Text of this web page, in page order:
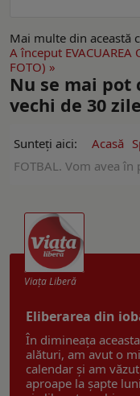
Mai multe din această
A început EVACUAREA
FOTO) »
Nu se mai pot
vechi de 30
Sunteți aici: Acasă
FOTBAL. Vom avea
Viaţa Liberă
Eliberarea din
În dimineața
alături, am avut o
calendar și am
aproape la șapte